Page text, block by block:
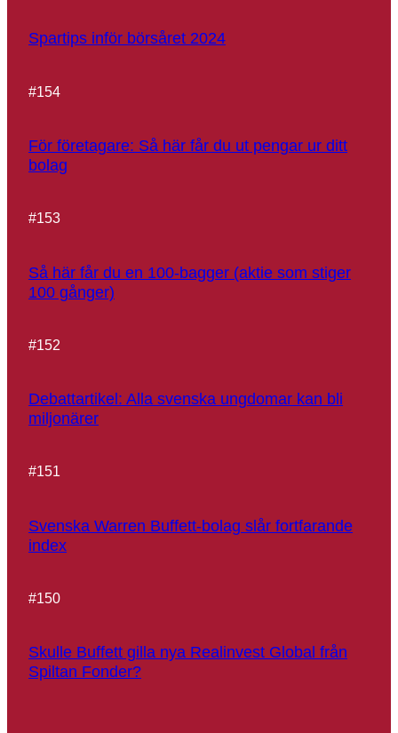
Spartips inför börsåret 2024
#154
För företagare: Så här får du ut pengar ur ditt
bolag
#153
Så här får du en 100-bagger (aktie som stiger
100 gånger)
#152
Debattartikel: Alla svenska ungdomar kan bli
miljonärer
#151
Svenska Warren Buffett-bolag slår fortfarande
index
#150
Skulle Buffett gilla nya Realinvest Global från
Spiltan Fonder?